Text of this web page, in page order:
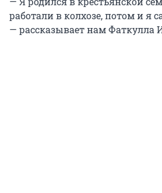
работали в колхозе, потом и я
— рассказывает нам Фаткулла